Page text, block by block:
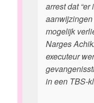
arrest dat
mogelijk
Narges
executeur
in een TBS-